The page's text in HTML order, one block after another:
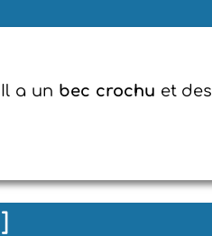
a un bec crochu et des